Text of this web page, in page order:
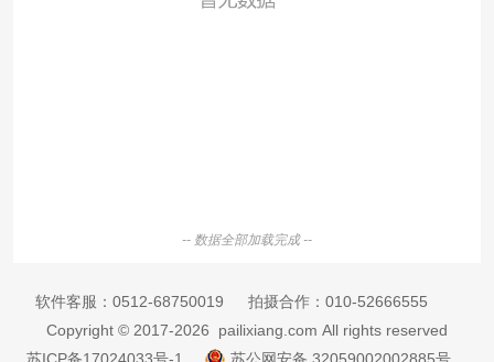
-- 数据全部加载完成 --
软件客服： 0512-68750019 拍摄合作： 010-52666555
Copyright © 2017-2026 pailixiang.com All rights reserved
苏ICP备17024033号-1
苏公网安备 32059002002885号